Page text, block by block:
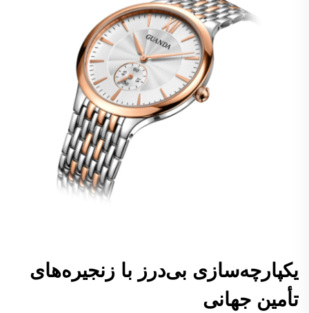
یکپارچه‌سازی بی‌درز با زنجیره‌های
تأمین جهانی